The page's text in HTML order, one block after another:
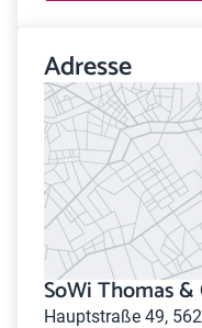
Adresse
SoWi Thomas &
Hauptstraße 49,